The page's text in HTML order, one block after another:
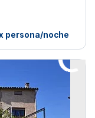
persona/noche